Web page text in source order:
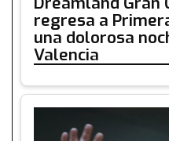
regresa a
una dolorosa
Valencia